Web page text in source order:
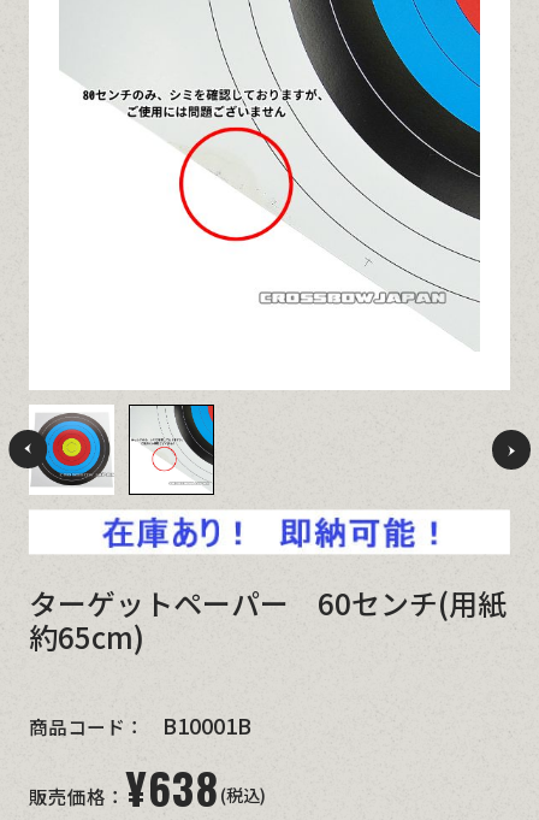
ターゲットペーパー 60センチ(用紙
約65cm)
商品コード： B10001B
販売価格： ¥638(税込)